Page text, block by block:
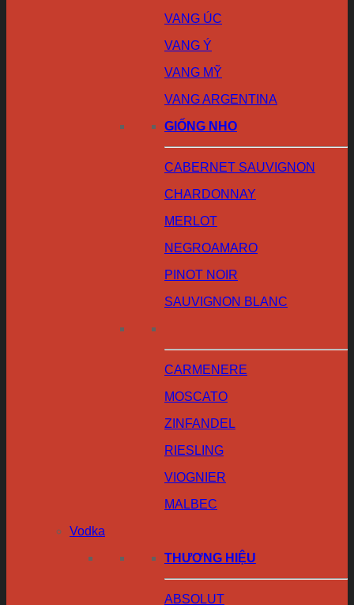
VANG ÚC
VANG Ý
VANG MỸ
VANG ARGENTINA
GIỐNG NHO
CABERNET SAUVIGNON
CHARDONNAY
MERLOT
NEGROAMARO
PINOT NOIR
SAUVIGNON BLANC
CARMENERE
MOSCATO
ZINFANDEL
RIESLING
VIOGNIER
MALBEC
Vodka
THƯƠNG HIỆU
ABSOLUT